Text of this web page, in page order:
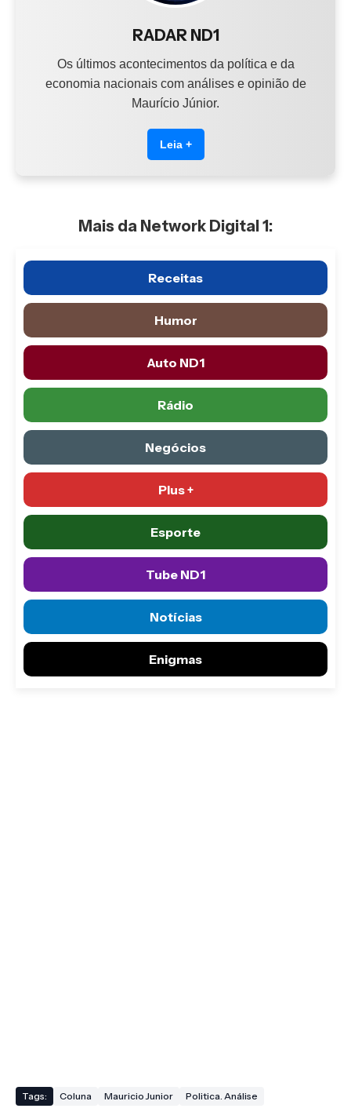
RADAR ND1
Os últimos acontecimentos da política e da
economia nacionais com análises e opinião de
Maurício Júnior.
Leia +
Mais da Network Digital 1:
Receitas
Humor
Auto ND1
Rádio
Negócios
Plus +
Esporte
Tube ND1
Notícias
Enigmas
Tags: Coluna Mauricio Junior Politica. Análise